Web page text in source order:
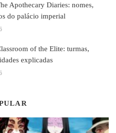
Apothecary Diaries: nomes,
do palácio imperial
of the Elite: turmas,
explicadas